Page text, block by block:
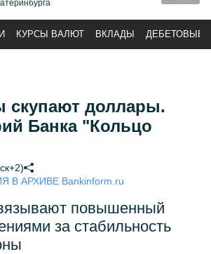
КУРСЫ ВАЛЮТ ВКЛАДЫ ДЕБЕТОВЫЕ
скупают доллары.
Банка "Кольцо
В АРХИВЕ Bankinform.ru
повышенный
за стабильность